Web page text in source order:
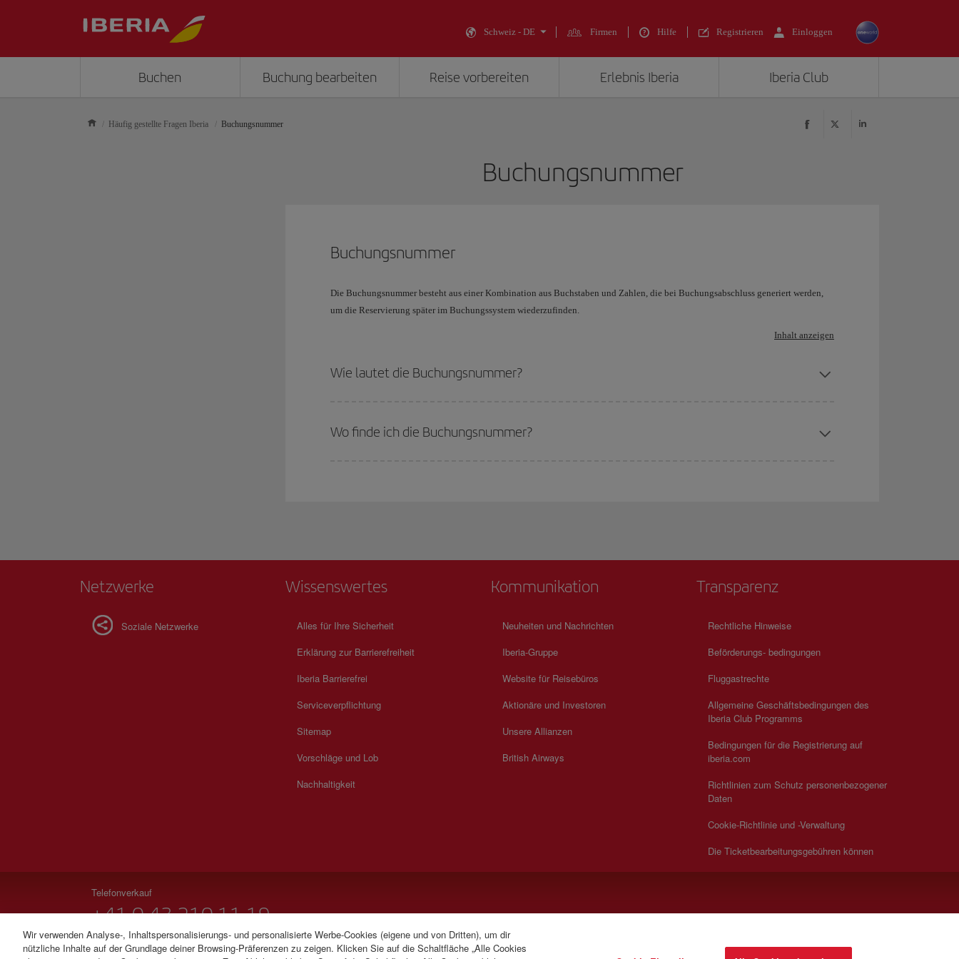
Schweiz - DE Firmen Hilfe Registrieren Einloggen
Buchen Buchung bearbeiten Reise vorbereiten Erlebnis Iberia Iberia Club
Häufig gestellte Fragen Iberia Buchungsnummer
Buchungsnummer
Buchungsnummer
Die Buchungsnummer besteht aus einer Kombination aus Buchstaben und Zahlen, die bei Buchungsabschluss generiert werden,
um die Reservierung später im Buchungssystem wiederzufinden.
Inhalt anzeigen
Wie lautet die Buchungsnummer?
Wo finde ich die Buchungsnummer?
Netzwerke
Soziale Netzwerke
Wissenswertes
Alles für Ihre Sicherheit
Erklärung zur Barrierefreiheit
Iberia Barrierefrei
Serviceverpflichtung
Sitemap
Vorschläge und Lob
Nachhaltigkeit
Kommunikation
Neuheiten und Nachrichten
Iberia-Gruppe
Website für Reisebüros
Aktionäre und Investoren
Unsere Allianzen
British Airways
Transparenz
Rechtliche Hinweise
Beförderungs- bedingungen
Fluggastrechte
Allgemeine Geschäftsbedingungen des
Iberia Club Programms
Bedingungen für die Registrierung auf
iberia.com
Richtlinien zum Schutz personenbezogener
Daten
Cookie-Richtlinie und -Verwaltung
Die Ticketbearbeitungsgebühren können
Telefonverkauf
+41 0 43 210 11 19
Montag bis Sonntag 09:00 - 20:00 Uhr (Deutsch und Französisch). Montag bis Sonntag 00:00 - 24:00 Uhr (Englisch und Spanisch).
Wir verwenden Analyse-, Inhaltspersonalisierungs- und personalisierte Werbe-Cookies (eigene und von Dritten), um dir
nützliche Inhalte auf der Grundlage deiner Browsing-Präferenzen zu zeigen. Klicken Sie auf die Schaltfläche „Alle Cookies